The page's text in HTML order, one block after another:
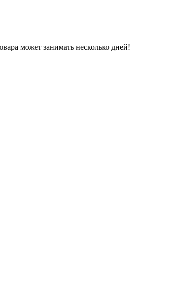
может занимать несколько дней!